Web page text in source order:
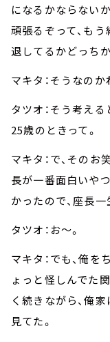
になるかならない
頑張るぞって、も
退してるかどっちか
マキタ：そうなのか
タツオ：そう考え
25歳のときって。
マキタ：で、その
長が一番面白いや
かったので、座長
タツオ：お～。
マキタ：でも、俺
ょっと怪しんでた
く続きながら、俺
見てた。